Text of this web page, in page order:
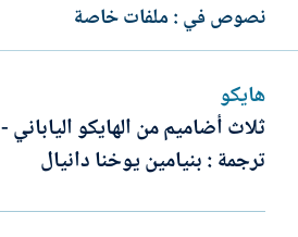
نصوص في : ملفات خاصة
هايكو
ثلاث أضاميم من الهايكو الياباني -
ترجمة : بنيامين يوخنا دانيال